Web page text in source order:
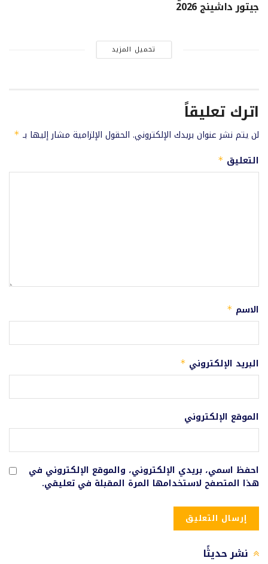
جيتور داشينج 2026
تحميل المزيد
اترك تعليقاً
لن يتم نشر عنوان بريدك الإلكتروني. الحقول الإلزامية مشار إليها بـ *
التعليق *
الاسم *
البريد الإلكتروني *
الموقع الإلكتروني
احفظ اسمي، بريدي الإلكتروني، والموقع الإلكتروني في
هذا المتصفح لاستخدامها المرة المقبلة في تعليقي.
نشر حديثًا